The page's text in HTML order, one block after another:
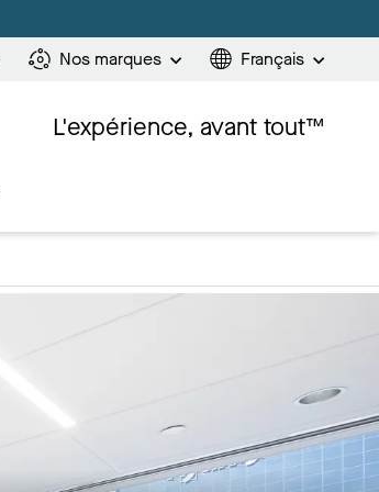
Nos marques Français
L'expérience, avant tout™